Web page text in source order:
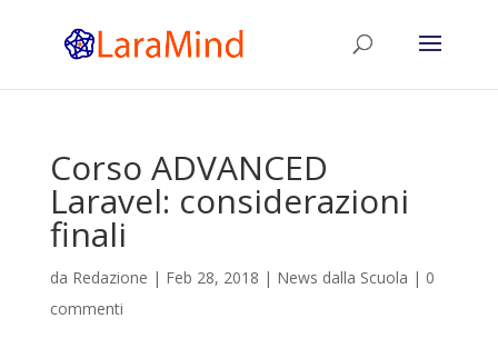
Corso ADVANCED
Laravel: considerazioni
finali
da Redazione | Feb 28, 2018 | News dalla Scuola | 0
commenti